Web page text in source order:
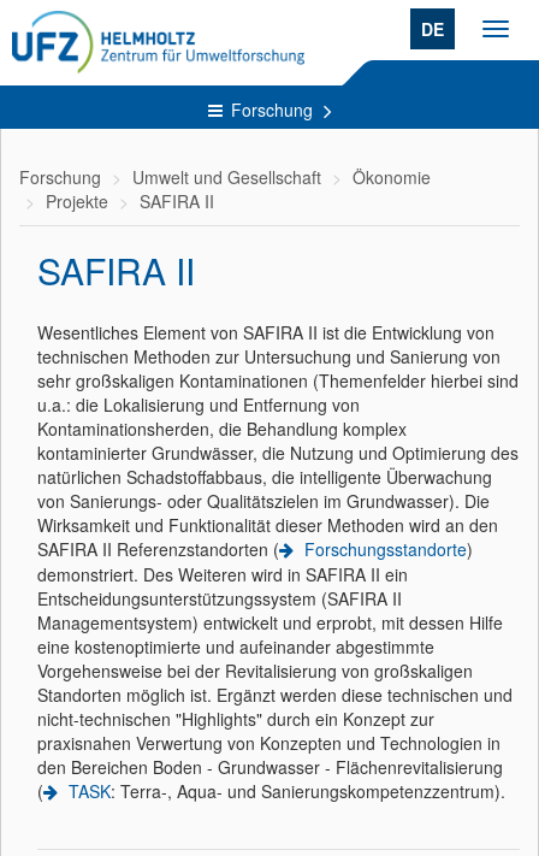
DE
Forschung
Forschung Umwelt und Gesellschaft
Ökonomie
Projekte
SAFIRA II
SAFIRA II
Wesentliches Element von SAFIRA II ist die Entwicklung von
technischen Methoden zur Untersuchung und Sanierung von
sehr großskaligen Kontaminationen (Themenfelder hierbei sind
u.a.: die Lokalisierung und Entfernung von
Kontaminationsherden, die Behandlung komplex
kontaminierter Grundwässer, die Nutzung und Optimierung des
natürlichen Schadstoffabbaus, die intelligente Überwachung
von Sanierungs- oder Qualitätszielen im Grundwasser). Die
Wirksamkeit und Funktionalität dieser Methoden wird an den
SAFIRA II Referenzstandorten (
Forschungsstandorte)
demonstriert. Des Weiteren wird in SAFIRA II ein
Entscheidungsunterstützungssystem (SAFIRA II
Managementsystem) entwickelt und erprobt, mit dessen Hilfe
eine kostenoptimierte und aufeinander abgestimmte
Vorgehensweise bei der Revitalisierung von großskaligen
Standorten möglich ist. Ergänzt werden diese technischen und
nicht-technischen "Highlights" durch ein Konzept zur
praxisnahen Verwertung von Konzepten und Technologien in
den Bereichen Boden - Grundwasser - Flächenrevitalisierung
(
TASK: Terra-, Aqua- und Sanierungskompetenzzentrum).